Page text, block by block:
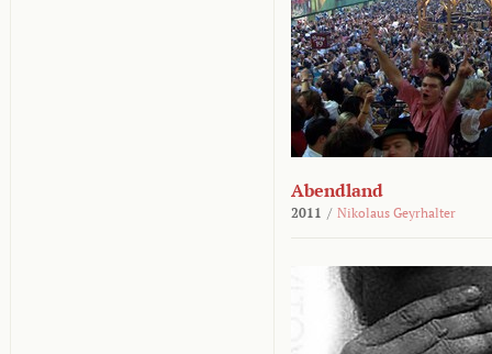
Abendland
2011 / Nikolaus Geyrhalter